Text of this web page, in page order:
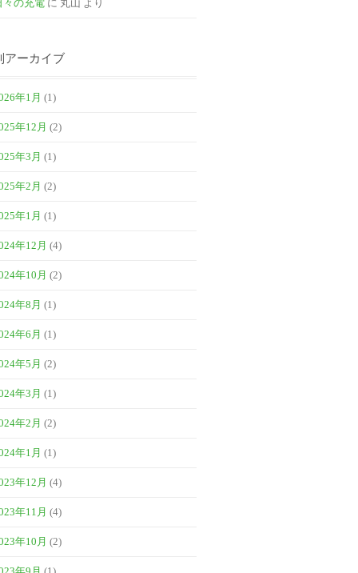
々の充電 に 丸山 より
アーカイブ
年1月 (1)
年12月 (2)
年3月 (1)
年2月 (2)
年1月 (1)
年12月 (4)
年10月 (2)
年8月 (1)
年6月 (1)
年5月 (2)
年3月 (1)
年2月 (2)
年1月 (1)
年12月 (4)
年11月 (4)
年10月 (2)